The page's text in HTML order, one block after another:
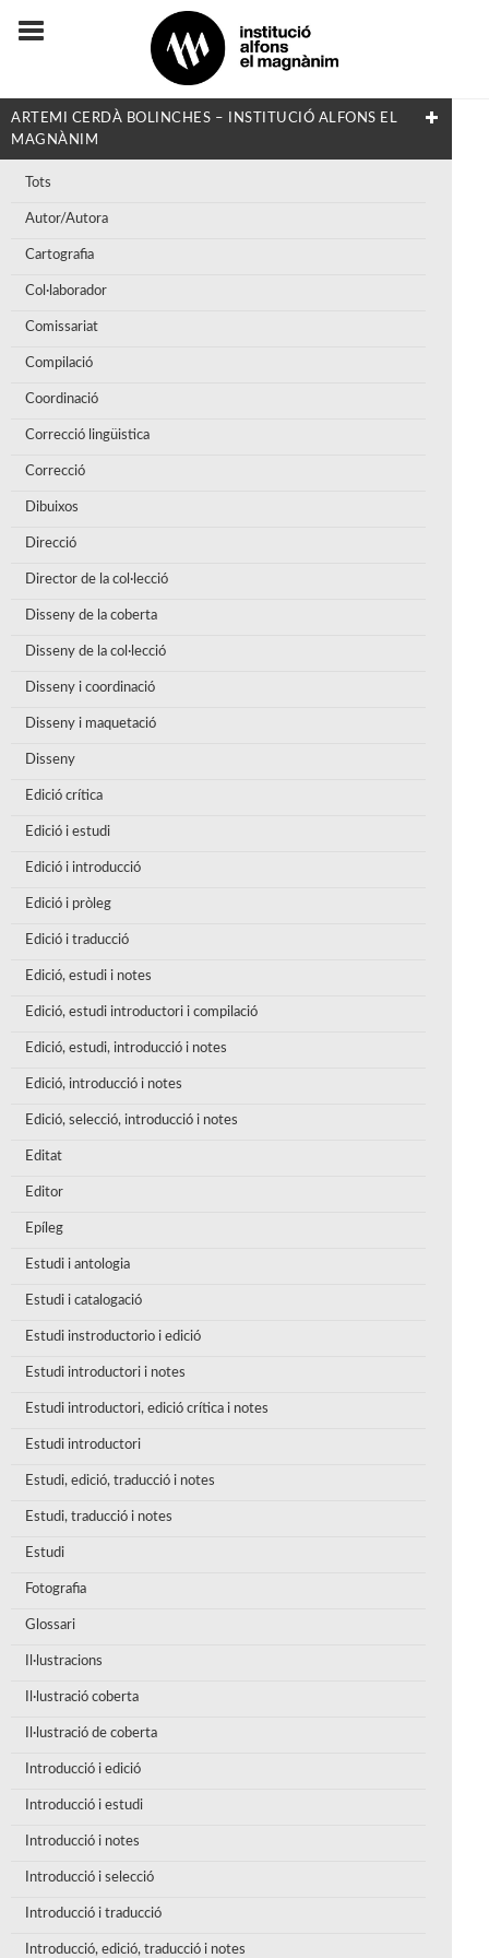
ARTEMI CERDÀ BOLINCHES – INSTITUCIÓ ALFONS EL
MAGNÀNIM
Tots
Autor/Autora
Cartografia
Col·laborador
Comissariat
Compilació
Coordinació
Correcció lingüistica
Correcció
Dibuixos
Direcció
Director de la col·lecció
Disseny de la coberta
Disseny de la col·lecció
Disseny i coordinació
Disseny i maquetació
Disseny
Edició crítica
Edició i estudi
Edició i introducció
Edició i pròleg
Edició i traducció
Edició, estudi i notes
Edició, estudi introductori i compilació
Edició, estudi, introducció i notes
Edició, introducció i notes
Edició, selecció, introducció i notes
Editat
Editor
Epíleg
Estudi i antologia
Estudi i catalogació
Estudi instroductorio i edició
Estudi introductori i notes
Estudi introductori, edició crítica i notes
Estudi introductori
Estudi, edició, traducció i notes
Estudi, traducció i notes
Estudi
Fotografia
Glossari
Il·lustracions
Il·lustració coberta
Il·lustració de coberta
Introducció i edició
Introducció i estudi
Introducció i notes
Introducció i selecció
Introducció i traducció
Introducció, edició, traducció i notes